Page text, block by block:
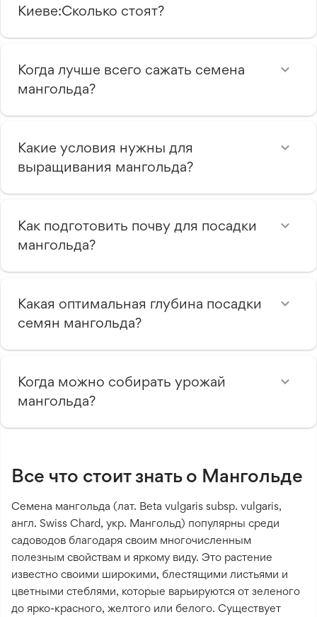
Киеве:Сколько стоят?
Когда лучше всего сажать семена
мангольда?
Какие условия нужны для
выращивания мангольда?
Как подготовить почву для посадки
мангольда?
Какая оптимальная глубина посадки
семян мангольда?
Когда можно собирать урожай
мангольда?
Все что стоит знать о Мангольде
Семена мангольда (лат. Beta vulgaris subsp. vulgaris,
англ. Swiss Chard, укр. Мангольд) популярны среди
садоводов благодаря своим многочисленным
полезным свойствам и яркому виду. Это растение
известно своими широкими, блестящими листьями и
цветными стеблями, которые варьируются от зеленого
до ярко-красного, желтого или белого. Существует